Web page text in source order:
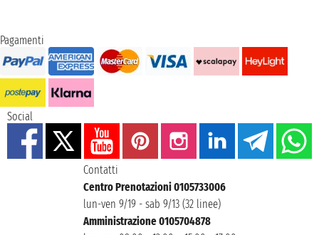
Pagamenti
Social
Contatti
Centro Prenotazioni 0105733006
lun-ven 9/19 - sab 9/13 (32 linee)
Amministrazione 0105704878